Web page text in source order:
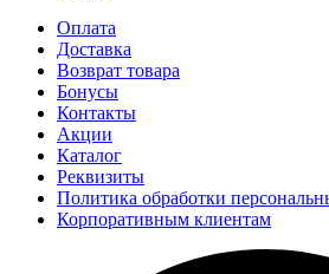
Оплата
Доставка
Возврат товара
Бонусы
Контакты
Акции
Каталог
Реквизиты
Политика обработки
Корпоративным клиентам